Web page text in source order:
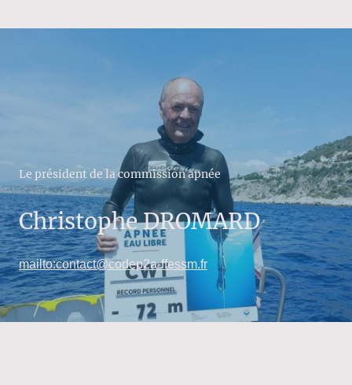
Le président de la commission apnée
Christophe DROMARD
mailto:contact@codep2a-ffessm.fr